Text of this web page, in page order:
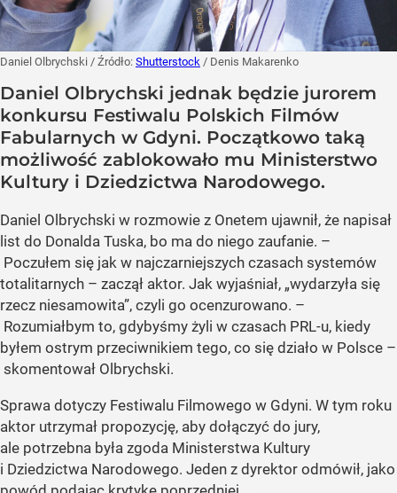
Daniel Olbrychski / Źródło: Shutterstock / Denis Makarenko
Daniel Olbrychski jednak będzie jurorem
konkursu Festiwalu Polskich Filmów
Fabularnych w Gdyni. Początkowo taką
możliwość zablokowało mu Ministerstwo
Kultury i Dziedzictwa Narodowego.
Daniel Olbrychski w rozmowie z Onetem ujawnił, że napisał
list do Donalda Tuska, bo ma do niego zaufanie. –
Poczułem się jak w najczarniejszych czasach systemów
totalitarnych – zaczął aktor. Jak wyjaśniał, „wydarzyła się
rzecz niesamowita”, czyli go ocenzurowano. –
Rozumiałbym to, gdybyśmy żyli w czasach PRL-u, kiedy
byłem ostrym przeciwnikiem tego, co się działo w Polsce –
skomentował Olbrychski.
Sprawa dotyczy Festiwalu Filmowego w Gdyni. W tym roku
aktor utrzymał propozycję, aby dołączyć do jury,
ale potrzebna była zgoda Ministerstwa Kultury
i Dziedzictwa Narodowego. Jeden z dyrektor odmówił, jako